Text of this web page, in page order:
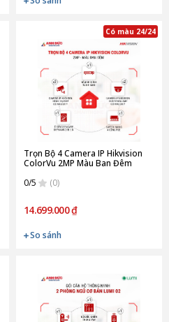
Có màu 24/24
Trọn Bộ 4 Camera IP Hikvision
ColorVu 2MP Màu Ban Đêm
0/5
(0)
14.699.000 ₫
So sánh